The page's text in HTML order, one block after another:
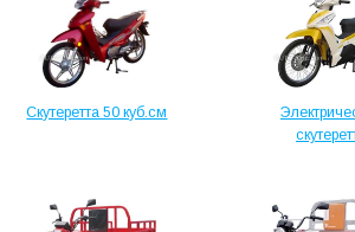
Скутеретта 50 куб.см